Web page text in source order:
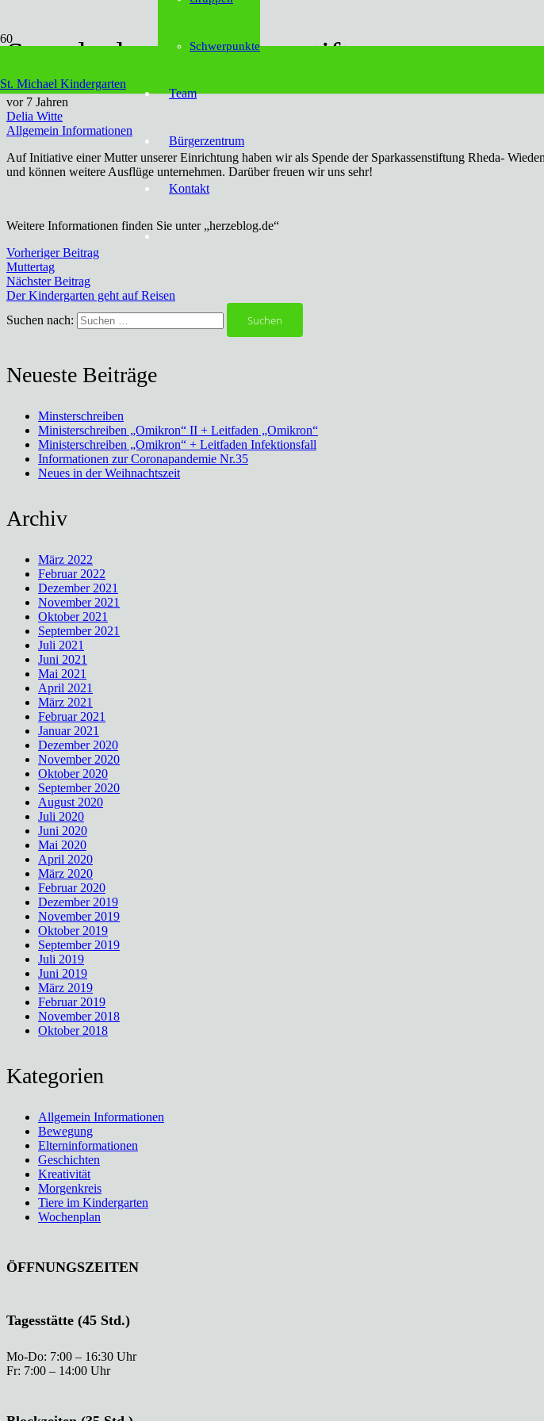
St. Michael Kindergarten
Schwerpunkte
Team
Bürgerzentrum
Kontakt
Spende der Sparkassenstiftung
vor 7 Jahren
Delia Witte
Allgemein Informationen
Auf Initiative einer Mutter unserer Einrichtung haben wir als Spende der Sparkassenstiftung Rheda-
und können weitere Ausflüge unternehmen. Darüber freuen wir uns sehr!
Weitere Informationen finden Sie unter „herzeblog.de“
Vorheriger Beitrag
Muttertag
Nächster Beitrag
Der Kindergarten geht auf Reisen
Suchen nach:
Neueste Beiträge
Minsterschreiben
Ministerschreiben „Omikron“ II + Leitfaden „Omikron“
Ministerschreiben „Omikron“ + Leitfaden Infektionsfall
Informationen zur Coronapandemie Nr.35
Neues in der Weihnachtszeit
Archiv
März 2022
Februar 2022
Dezember 2021
November 2021
Oktober 2021
September 2021
Juli 2021
Juni 2021
Mai 2021
April 2021
März 2021
Februar 2021
Januar 2021
Dezember 2020
November 2020
Oktober 2020
September 2020
August 2020
Juli 2020
Juni 2020
Mai 2020
April 2020
März 2020
Februar 2020
Dezember 2019
November 2019
Oktober 2019
September 2019
Juli 2019
Juni 2019
März 2019
Februar 2019
November 2018
Oktober 2018
Kategorien
Allgemein Informationen
Bewegung
Elterninformationen
Geschichten
Kreativität
Morgenkreis
Tiere im Kindergarten
Wochenplan
ÖFFNUNGSZEITEN
Tagesstätte (45 Std.)
Mo-Do: 7:00 – 16:30 Uhr
Fr: 7:00 – 14:00 Uhr